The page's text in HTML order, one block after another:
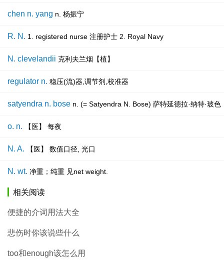
chen n. yang n. 杨振宁
R. N. 1. registered nurse 注册护士 2. Royal Navy
N. clevelandii 克利夫兰烟【植】
regulator n. 稳压(流)器,调节剂,校准器
satyendra n. bose n. (= Satyendra N. Bose) 萨特延德拉·纳特·玻
o. n. 【医】 每夜
N. A. 【医】 数值口径, 光口
N. wt. 净重；纯重 见net weight.
相关阅读
便捷的介词用法大全
悲伤时你该说些什么
too和enough该怎么用